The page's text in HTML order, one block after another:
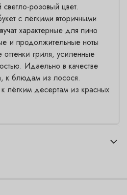
розовый цвет.
с лёгкими вторичными
характерные для пино
и продолжительные ноты
оттенки гриля, усиленные
Идаельно в качестве
к блюдам из лосося.
лёгким десертам из красных